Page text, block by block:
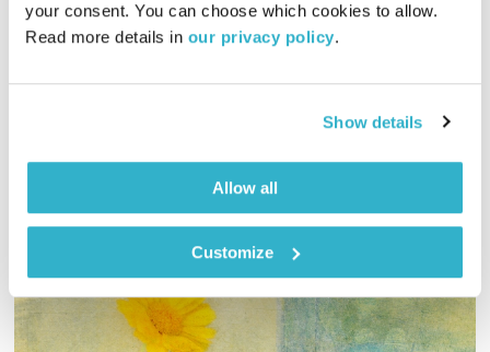
your consent. You can choose which cookies to allow.
Read more details in our privacy policy.
Show details
Allow all
Customize
18.01.16
00:56:11
אודיו